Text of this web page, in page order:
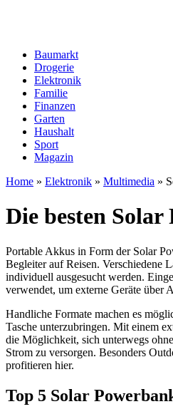
Baumarkt
Drogerie
Elektronik
Familie
Finanzen
Garten
Haushalt
Sport
Magazin
Home » Elektronik » Multimedia »
Die besten Solar
Portable Akkus in Form der Solar
Begleiter auf Reisen. Verschiedene
individuell ausgesucht werden.
verwendet, um externe Geräte über
Handliche Formate machen es
Tasche unterzubringen. Mit einem
die Möglichkeit, sich unterwegs
Strom zu versorgen. Besonders
profitieren hier.
Top 5 Solar